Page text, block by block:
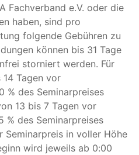
Fachverband e.V. oder die
haben, sind pro
folgende Gebühren zu
können bis 31 Tage
storniert werden. Für
Tagen vor
% des Seminarpreises
13 bis 7 Tagen vor
% des Seminarpreises
Seminarpreis in voller Höhe
wird jeweils ab 0:00